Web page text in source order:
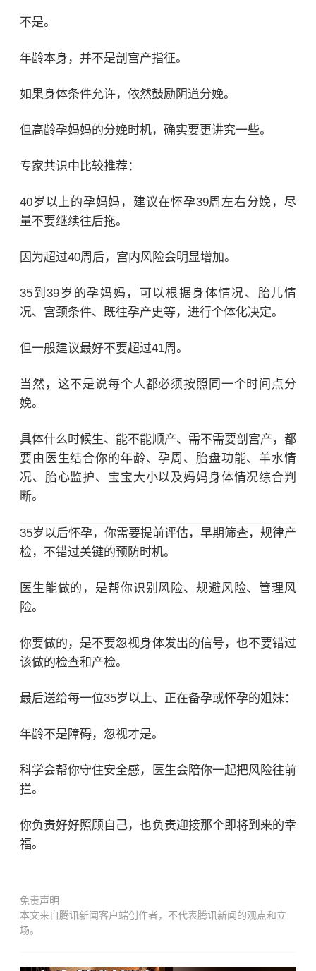
不是。
年龄本身，并不是剖宫产指征。
如果身体条件允许，依然鼓励阴道分娩。
但高龄孕妈妈的分娩时机，确实要更讲究一些。
专家共识中比较推荐：
40岁以上的孕妈妈，建议在怀孕39周左右分娩，尽
量不要继续往后拖。
因为超过40周后，宫内风险会明显增加。
35到39岁的孕妈妈，可以根据身体情况、胎儿情
况、宫颈条件、既往孕产史等，进行个体化决定。
但一般建议最好不要超过41周。
当然，这不是说每个人都必须按照同一个时间点分
娩。
具体什么时候生、能不能顺产、需不需要剖宫产，都
要由医生结合你的年龄、孕周、胎盘功能、羊水情
况、胎心监护、宝宝大小以及妈妈身体情况综合判
断。
35岁以后怀孕，你需要提前评估，早期筛查，规律产
检，不错过关键的预防时机。
医生能做的，是帮你识别风险、规避风险、管理风
险。
你要做的，是不要忽视身体发出的信号，也不要错过
该做的检查和产检。
最后送给每一位35岁以上、正在备孕或怀孕的姐妹：
年龄不是障碍，忽视才是。
科学会帮你守住安全感，医生会陪你一起把风险往前
拦。
你负责好好照顾自己，也负责迎接那个即将到来的幸
福。
免责声明
本文来自腾讯新闻客户端创作者，不代表腾讯新闻的观点和立
场。